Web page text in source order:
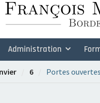
Administration
6 Portes